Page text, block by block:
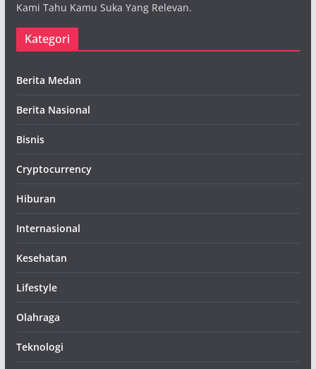
Kami Tahu Kamu Suka Yang Relevan.
Kategori
Berita Medan
Berita Nasional
Bisnis
Cryptocurrency
Hiburan
Internasional
Kesehatan
Lifestyle
Olahraga
Teknologi